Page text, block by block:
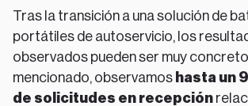
Tras la transición a una solución de
portátiles de autoservicio, los
observados pueden ser muy
mencionado, observamos hasta un
de solicitudes en recepción